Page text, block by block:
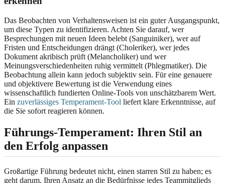
Das Beobachten von Verhaltensweisen ist ein guter Ausgangspunkt,
um diese Typen zu identifizieren. Achten Sie darauf, wer
Besprechungen mit neuen Ideen belebt (Sanguiniker), wer auf
Fristen und Entscheidungen drängt (Choleriker), wer jedes
Dokument akribisch prüft (Melancholiker) und wer
Meinungsverschiedenheiten ruhig vermittelt (Phlegmatiker). Die
Beobachtung allein kann jedoch subjektiv sein. Für eine genauere
und objektivere Bewertung ist die Verwendung eines
wissenschaftlich fundierten Online-Tools von unschätzbarem Wert.
Ein zuverlässiges Temperament-Tool liefert klare Erkenntnisse, auf
die Sie sofort reagieren können.
Führungs-Temperament: Ihren Stil an
den Erfolg anpassen
Großartige Führung bedeutet nicht, einen starren Stil zu haben; es
geht darum, Ihren Ansatz an die Bedürfnisse jedes Teammitglieds